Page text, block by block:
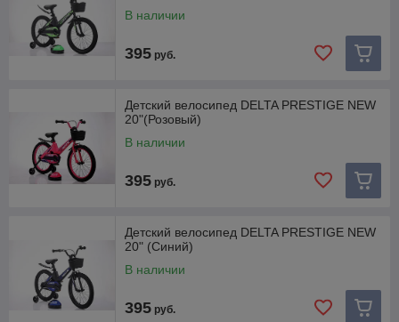
В наличии
395 руб.
Детский велосипед DELTA PRESTIGE NEW
20"(Розовый)
В наличии
395 руб.
Детский велосипед DELTA PRESTIGE NEW
20" (Синий)
В наличии
395 руб.